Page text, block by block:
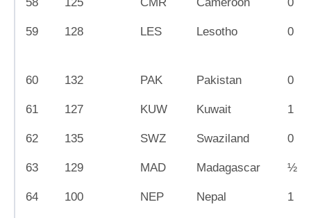
59 128 LES Lesotho 0
60 132 PAK Pakistan 0
61 127 KUW Kuwait 1
62 135 SWZ Swaziland 0
63 129 MAD Madagascar ½
64 100 NEP Nepal 1